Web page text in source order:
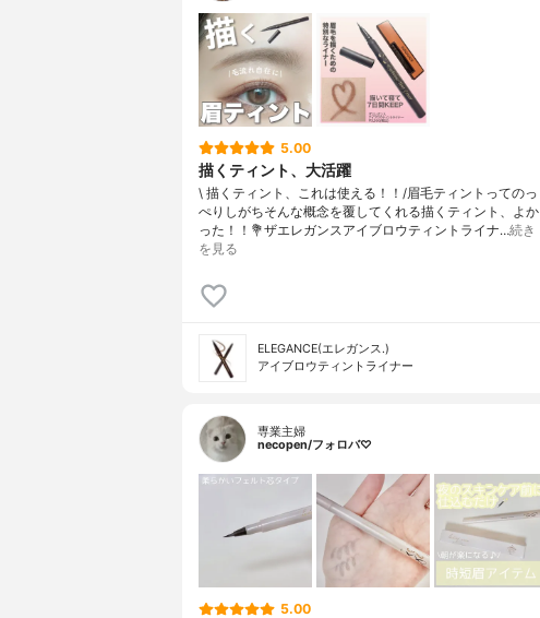
5.00
描くティント、大活躍
\ 描くティント、これは使える！！/⁡眉毛ティントってのっ
ぺりしがちそんな概念を覆してくれる描くティント、よか
った！！⁡⁡💐ザエレガンスアイブロウティントライナ…続き
を見る
ELEGANCE(エレガンス.)
アイブロウティントライナー
専業主婦
necopen/フォロバ♡
5.00